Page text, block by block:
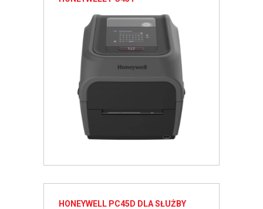
HONEYWELL PC45D DLA SŁUŻBY